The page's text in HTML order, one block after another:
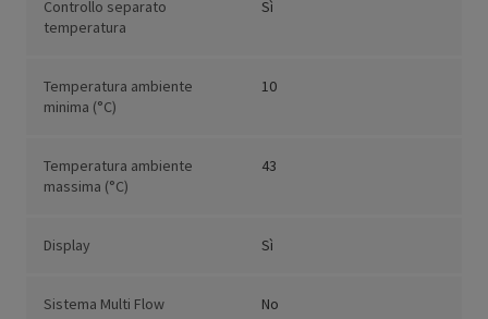
Controllo separato
temperatura
Sì
Temperatura ambiente
minima (°C)
10
Temperatura ambiente
massima (°C)
43
Display Sì
Sistema Multi Flow No